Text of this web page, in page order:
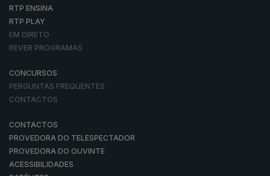
RTP ENSINA
RTP PLAY
EM DIRETO
REVER PROGRAMAS
CONCURSOS
PERGUNTAS FREQUENTES
CONTACTOS
CONTACTOS
PROVEDORA DO TELESPECTADOR
PROVEDORA DO OUVINTE
ACESSIBILIDADES